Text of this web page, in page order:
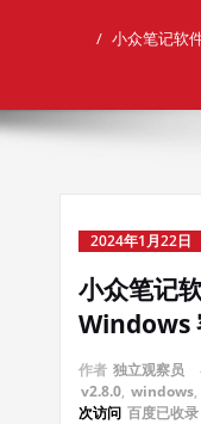
小众笔记软
2024年1月22日
小众笔记
Windows
作者 独立观察员
v2.8.0, windows,
次访问 百度已收录